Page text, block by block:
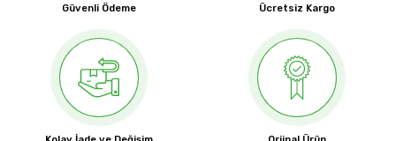
Güvenli Ödeme Ücretsiz Kargo